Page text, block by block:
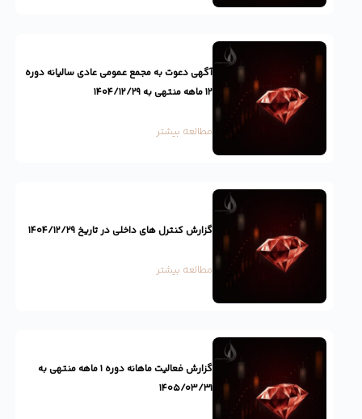
آگهی دعوت به مجمع عمومی عادی سالیانه دوره
۱۲ ماهه منتهی به ۱۴۰۴/۱۲/۲۹
مطالعه بیشتر
گزارش کنترل های داخلی در تاریخ ۱۴۰۴/۱۲/۲۹
مطالعه بیشتر
گزارش فعالیت ماهانه دوره ۱ ماهه منتهی به
۱۴۰۵/۰۳/۳۱